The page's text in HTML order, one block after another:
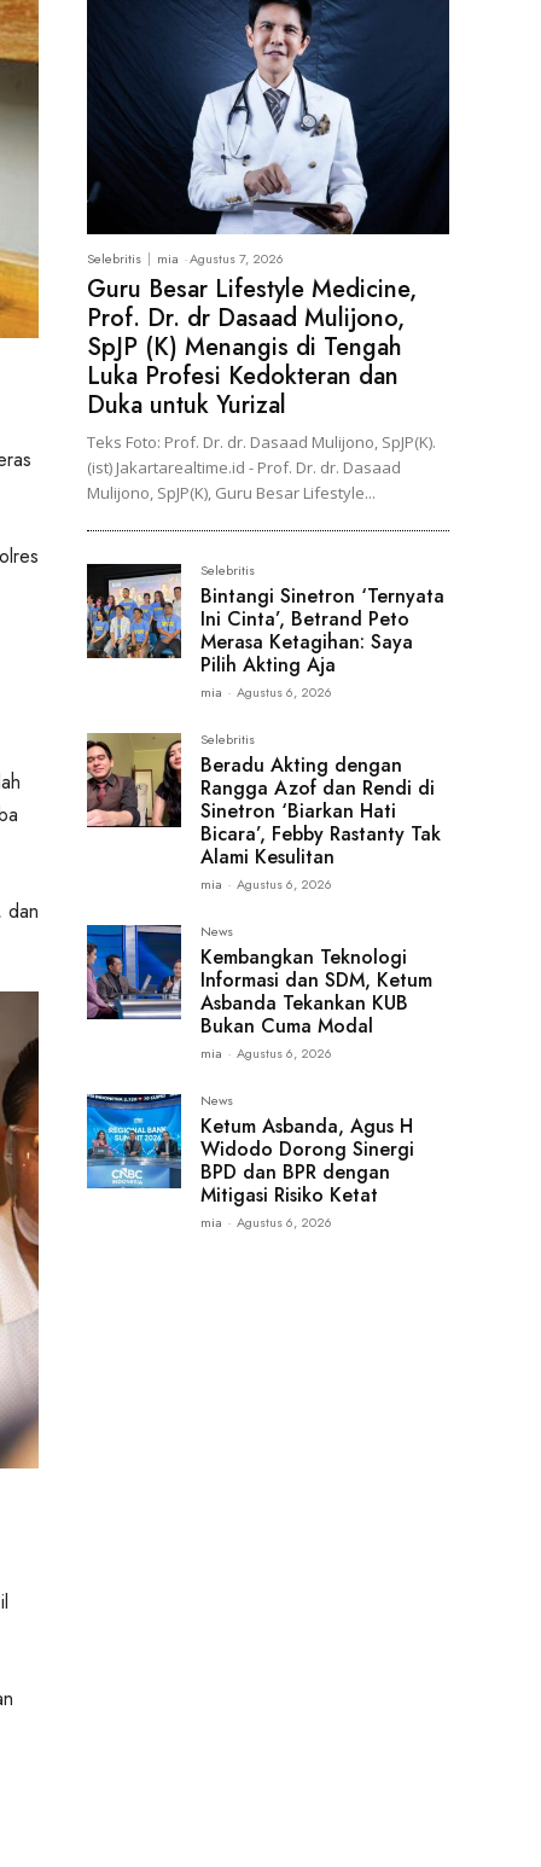
dan
Selebritis mia -Agustus 7, 2026
Guru Besar Lifestyle Medicine,
Prof. Dr. dr Dasaad Mulijono,
SpJP (K) Menangis di Tengah
Luka Profesi Kedokteran dan
Duka untuk Yurizal
Teks Foto: Prof. Dr. dr. Dasaad Mulijono, SpJP(K).
(ist) Jakartarealtime.id - Prof. Dr. dr. Dasaad
Mulijono, SpJP(K), Guru Besar Lifestyle...
Selebritis
Bintangi Sinetron ‘Ternyata
Ini Cinta’, Betrand Peto
Merasa Ketagihan: Saya
Pilih Akting Aja
mia - Agustus 6, 2026
Selebritis
Beradu Akting dengan
Rangga Azof dan Rendi di
Sinetron ‘Biarkan Hati
Bicara’, Febby Rastanty Tak
Alami Kesulitan
mia - Agustus 6, 2026
News
Kembangkan Teknologi
Informasi dan SDM, Ketum
Asbanda Tekankan KUB
Bukan Cuma Modal
mia - Agustus 6, 2026
News
Ketum Asbanda, Agus H
Widodo Dorong Sinergi
BPD dan BPR dengan
Mitigasi Risiko Ketat
mia - Agustus 6, 2026